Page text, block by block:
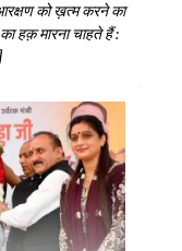
को ख़त्म करने का
हक़ मारना चाहते हैं :